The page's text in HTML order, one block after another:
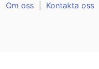
Om oss
Kontakta oss